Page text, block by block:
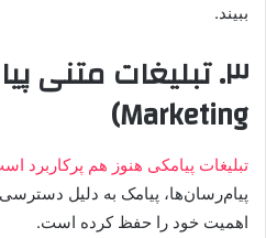
ببیند.
Marketing)
تبلیغات پیامکی هنوز هم پرکاربرد
پیام‌رسان‌ها، پیامک به دلیل
اهمیت خود را حفظ کرده است.